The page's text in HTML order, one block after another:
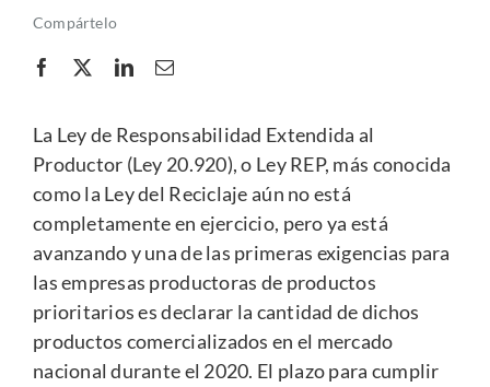
Compártelo
La Ley de Responsabilidad Extendida al
Productor (Ley 20.920), o Ley REP, más conocida
como la Ley del Reciclaje aún no está
completamente en ejercicio, pero ya está
avanzando y una de las primeras exigencias para
las empresas productoras de productos
prioritarios es declarar la cantidad de dichos
productos comercializados en el mercado
nacional durante el 2020. El plazo para cumplir